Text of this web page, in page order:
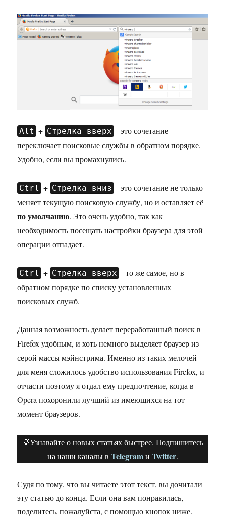
Alt + Стрелка вверх - это сочетание
переключает поисковые службы в обратном порядке.
Удобно, если вы промахнулись.
Ctrl + Стрелка вниз - это сочетание не только
меняет текущую поисковую службу, но и оставляет её
по умолчанию. Это очень удобно, так как
необходимость посещать настройки браузера для этой
операции отпадает.
Ctrl + Стрелка вверх - то же самое, но в
обратном порядке по списку установленных
поисковых служб.
Данная возможность делает переработанный поиск в
Firefox удобным, и хоть немного выделяет браузер из
серой массы мэйнстрима. Именно из таких мелочей
для меня сложилось удобство использования Firefox, и
отчасти поэтому я отдал ему предпочтение, когда в
Opera похоронили лучший из имеющихся на тот
момент браузеров.
💡Узнавайте о новых статьях быстрее. Подпишитесь
на наши каналы в Telegramи Twitter.
Судя по тому, что вы читаете этот текст, вы дочитали
эту статью до конца. Если она вам понравилась,
поделитесь, пожалуйста, с помощью кнопок ниже.